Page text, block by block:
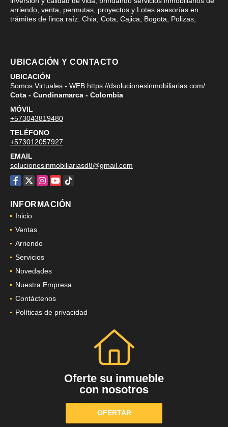
arriendo, venta, permutas, proyectos y Lotes asesorías en
trámites de finca raíz. Chia, Cota, Cajica, Bogota, Polizas,
UBICACIÓN Y CONTACTO
UBICACIÓN
Somos Virtuales - WEB https://dsolucionesinmobiliarias.com/
Cota - Cundinamarca - Colombia
MÓVIL
+573043819480
TELÉFONO
+573012057927
EMAIL
solucionesinmobiliariasd8@gmail.com
Facebook
X Instagram
YouTube
TikTok
INFORMACIÓN
Inicio
Ventas
Arriendo
Servicios
Novedades
Nuestra Empresa
Contáctenos
Políticas de privacidad
Oferte su inmueble
con nosotros
OFERTAR